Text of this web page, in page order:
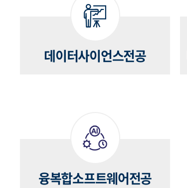
데이터사이언스전공
융복합소프트웨어전공